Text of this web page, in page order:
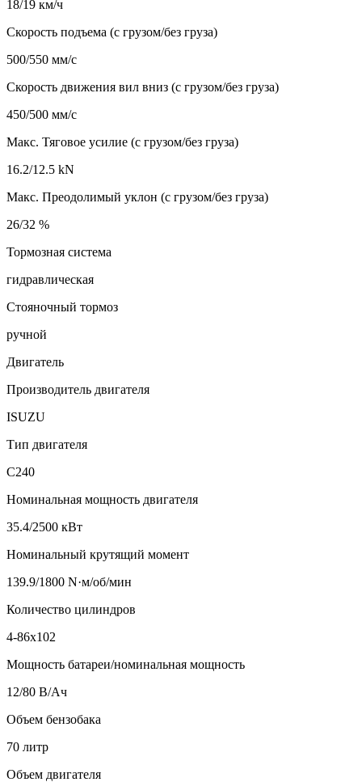
18/19 км/ч
Скорость подъема (с грузом/без груза)
500/550 мм/с
Скорость движения вил вниз (с грузом/без груза)
450/500 мм/с
Макс. Тяговое усилие (с грузом/без груза)
16.2/12.5 kN
Макс. Преодолимый уклон (с грузом/без груза)
26/32 %
Тормозная система
гидравлическая
Стояночный тормоз
ручной
Двигатель
Производитель двигателя
ISUZU
Тип двигателя
C240
Номинальная мощность двигателя
35.4/2500 кВт
Номинальный крутящий момент
139.9/1800 N·м/об/мин
Количество цилиндров
4-86x102
Мощность батареи/номинальная мощность
12/80 В/Ач
Объем бензобака
70 литр
Объем двигателя